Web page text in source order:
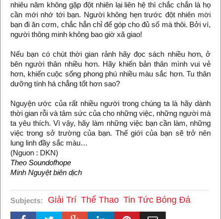
nhiêu năm không gặp đột nhiên lại liên hệ thì chắc chắn là họ
cần mới nhớ tới bạn. Người không hẹn trước đột nhiên mời
bạn đi ăn cơm, chắc hẳn chỉ để góp cho đủ số mà thôi. Bởi vì,
người thông minh không bao giờ xã giao!
Nếu bạn có chút thời gian rảnh hãy đọc sách nhiều hơn, ở
bên người thân nhiều hơn. Hãy khiến bản thân mình vui vẻ
hơn, khiến cuộc sống phong phú nhiều màu sắc hơn. Tu thân
dưỡng tính há chẳng tốt hơn sao?
Nguyện ước của rất nhiều người trong chúng ta là hãy dành
thời gian rỗi và tâm sức của cho những việc, những người mà
ta yêu thích. Vì vậy, hãy làm những việc bạn cần làm, những
việc trong sở trường của bạn. Thế giới của bạn sẽ trở nên
lung linh đầy sắc màu…
(Nguon : DKN)
Theo Soundofhope
Minh Nguyệt biên dịch
Subjects: Giải Trí Thể Thao Tin Tức Bóng Đá